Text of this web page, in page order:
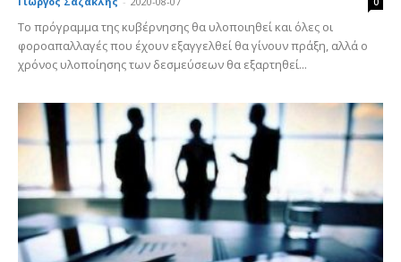
Το πρόγραμμα της κυβέρνησης θα υλοποιηθεί και όλες οι
φοροαπαλλαγές που έχουν εξαγγελθεί θα γίνουν πράξη, αλλά ο
χρόνος υλοποίησης των δεσμεύσεων θα εξαρτηθεί...